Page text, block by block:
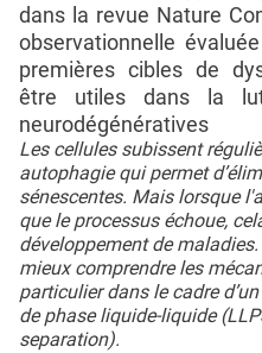
dans la revue Nature
observationnelle
premières cibles de
être utiles dans la
neurodégénératives
Les cellules subissent
autophagie qui permet
sénescentes. Mais lorsque
que le processus échoue,
développement de
mieux comprendre les
particulier dans le cadre
de phase liquide-liquide
separation).